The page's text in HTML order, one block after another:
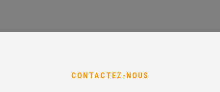
CONTACTEZ-NOUS